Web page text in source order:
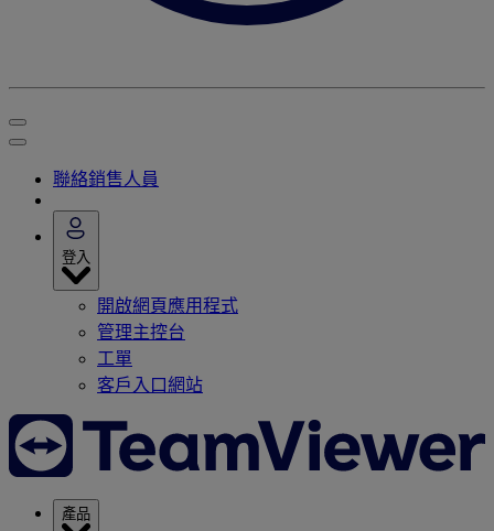
聯絡銷售人員
登入
開啟網頁應用程式
管理主控台
工單
客戶入口網站
產品